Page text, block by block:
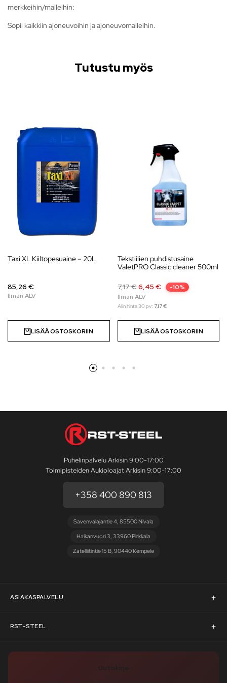
merkkeihin/malleihin:
Sopii kaikkiin ajoneuvoihin ja ajoneuvomalleihin.
Tutustu myös
Taxi XL Kiiltopesuaine – 20L
85,26 €
LISÄÄ OSTOSKORIIN
Tekstiilien puhdistusaine
ValetPRO Classic cleaner 500ml
7,17€6,45 € -10%
Alin hinta 30 pv: 7,17€
LISÄÄ OSTOSKORIIN
Puhelinpalvelu Arkisin 9:00-17:00
Toimipisteiden Aukioloajat Arkisin 9:00-17:00
+358 400 890 813
Savenvalajantie 4, 85500 Nivala
Haikanvuori 3, 33960 Pirkkala
Zatelliitintie 15 B, 90440 Kempele
ASIAKASPALVELU
Asiakaspalvelu
Pyydä tarjous
RST-STEEL
RST-Steelin tarina
Uutiskirje